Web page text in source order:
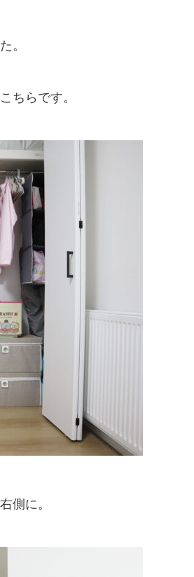
。
ちらです。
側に。